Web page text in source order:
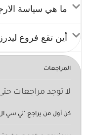
ما هي سياسة
أين تقع فروع
المراجعات
لا توجد مراجعات
كن أول من يراجع "تي سي ال